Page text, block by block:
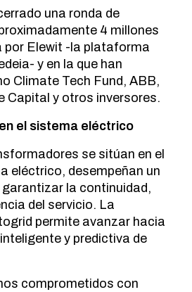
una ronda de
4 millones
por Elewit -la plataforma
y en la que han
Climate Tech Fund, ABB,
Capital y otros inversores.
el sistema eléctrico
se sitúan en el
eléctrico, desempeñan un
garantizar la continuidad,
del servicio. La
permite avanzar hacia
y predictiva de
comprometidos con